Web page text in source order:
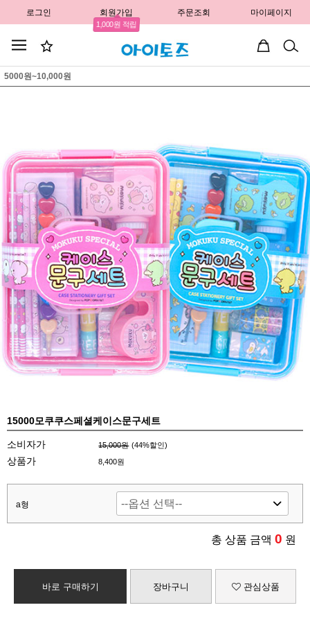
로그인 회원가입
1,000원 적립
주문조회 마이페이지
5000원~10,000원
15000모쿠쿠스페셜케이스문구세트
소비자가 15,000원 (44%할인)
상품가 8,400원
a형
총 상품 금액 0 원
바로 구매하기 장바구니 관심상품